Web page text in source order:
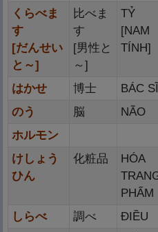
くらべま
す
[だんせい
と～]
比べま
す
[男性 と
～]
TỶ
[NAM
TÍNH]
はかせ 博士 BÁC SĨ
のう
脳 NÃO
ホルモン
けしょう
ひん
化粧品
HÓA
PHẨM
しらべ 調べ ĐIỀU